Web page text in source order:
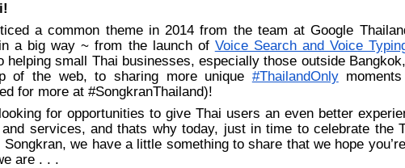
!
a common theme in 2014 from the team at Google
a big way ~ from the launch of Voice Search and Voice
helping small Thai businesses, especially those outside Bangkok,
of the web, to sharing more unique #ThailandOnly
for more at #SongkranThailand)!
for opportunities to give Thai users an even better
services, and thats why today, just in time to celebrate the
we have a little something to share that we hope
are . . .